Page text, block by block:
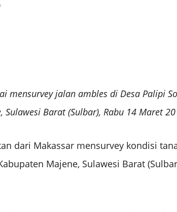
mensurvey jalan ambles di Desa Palipi
Sulawesi Barat (Sulbar), Rabu 14 Maret
dari Makassar mensurvey kondisi
Majene, Sulawesi Barat